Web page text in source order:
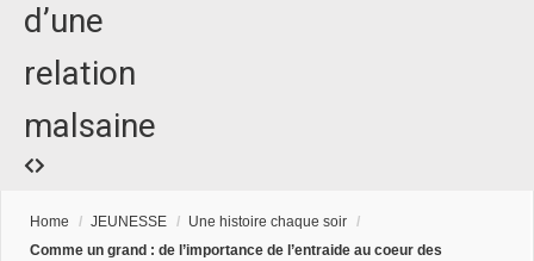
d’une
relation
malsaine
Home / JEUNESSE / Une histoire chaque soir /
Comme un grand : de l’importance de l’entraide au coeur des